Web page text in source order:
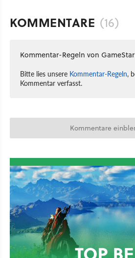
KOMMENTARE (16)
Kommentar-Regeln von GameStar
Bitte lies unsere Kommentar-Regeln,
Kommentar verfasst.
Kommentare